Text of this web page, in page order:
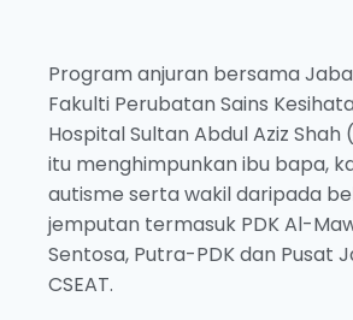
Program anjuran bersama
Fakulti Perubatan Sains
Hospital Sultan Abdul Aziz Shah
itu menghimpunkan ibu bapa,
autisme serta wakil daripada
jemputan termasuk PDK Al-
Sentosa, Putra-PDK dan Pusat
CSEAT.